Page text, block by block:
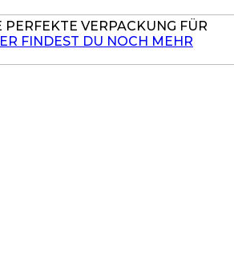
PERFEKTE VERPACKUNG FÜR
FINDEST DU NOCH MEHR